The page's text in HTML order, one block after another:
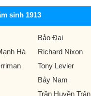
sinh 1913
Bảo Đại
Hà
Richard Nixon
Tony Levier
Bảy Nam
Trần Huyền Trân